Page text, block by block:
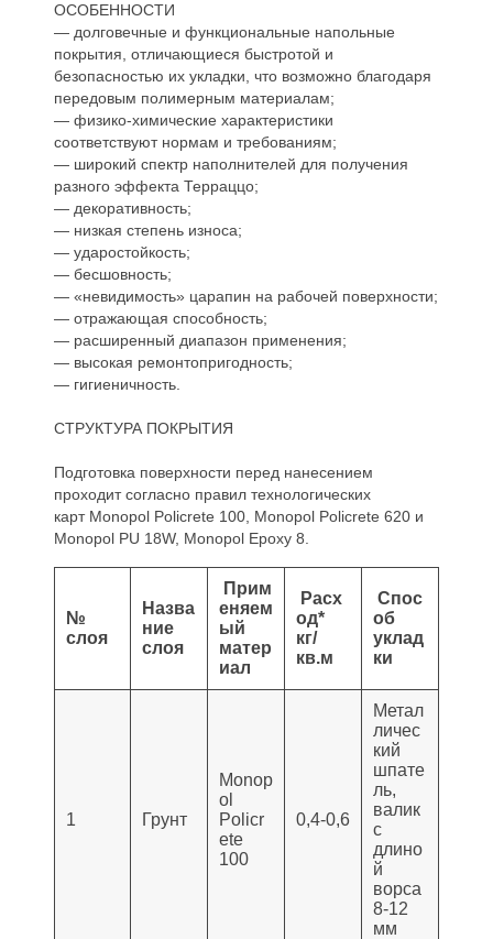
ОСОБЕННОСТИ
— долговечные и функциональные напольные
покрытия, отличающиеся быстротой и
безопасностью их укладки, что возможно благодаря
передовым полимерным материалам;
— физико-химические характеристики
соответствуют нормам и требованиям;
— широкий спектр наполнителей для получения
разного эффекта Терраццо;
— декоративность;
— низкая степень износа;
— ударостойкость;
— бесшовность;
— «невидимость» царапин на рабочей поверхности;
— отражающая способность;
— расширенный диапазон применения;
— высокая ремонтопригодность;
— гигиеничность.
СТРУКТУРА ПОКРЫТИЯ
Подготовка поверхности перед нанесением
проходит согласно правил технологических
карт Monopol Policrete 100, Monopol Policrete 620 и
Monopol PU 18W, Monopol Epoxy 8.
№
слоя
Назва
ние
слоя
Прим
еняем
ый
матер
иал
Расх
од*
кг/
кв.м
Спос
об
уклад
ки
1 Грунт
Monop
ol
Policr
ete
100
0,4-0,6
Метал
личес
кий
шпате
ль,
валик
с
длино
й
ворса
8-12
мм